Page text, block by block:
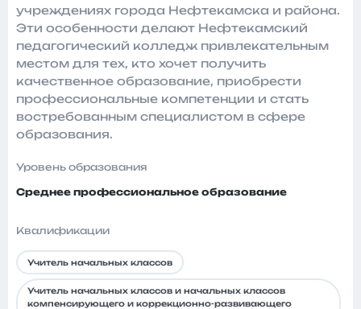
учреждениях города Нефтекамска и района.
Эти особенности делают Нефтекамский
педагогический колледж привлекательным
местом для тех, кто хочет получить
качественное образование, приобрести
профессиональные компетенции и стать
востребованным специалистом в сфере
образования.
Уровень образования
Среднее профессиональное образование
Квалификации
Учитель начальных классов
Учитель начальных классов и начальных классов
компенсирующего и коррекционно-развивающего